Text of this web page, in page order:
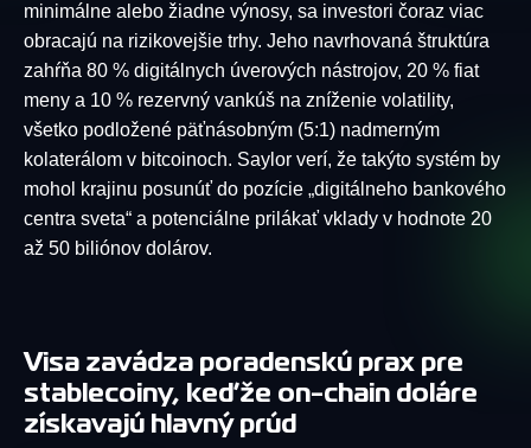
minimálne alebo žiadne výnosy, sa investori čoraz viac
obracajú na rizikovejšie trhy. Jeho navrhovaná štruktúra
zahŕňa 80 % digitálnych úverových nástrojov, 20 % fiat
meny a 10 % rezervný vankúš na zníženie volatility,
všetko podložené päťnásobným (5:1) nadmerným
kolaterálom v bitcoinoch. Saylor verí, že takýto systém by
mohol krajinu posunúť do pozície „digitálneho bankového
centra sveta“ a potenciálne prilákať vklady v hodnote 20
až 50 biliónov dolárov.
Visa zavádza poradenskú prax pre
stablecoiny, keďže on-chain doláre
získavajú hlavný prúd